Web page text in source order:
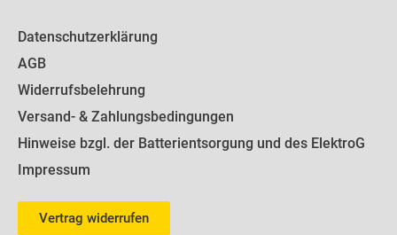
Datenschutzerklärung
AGB
Widerrufsbelehrung
Versand- & Zahlungsbedingungen
Hinweise bzgl. der Batterientsorgung und des ElektroG
Impressum
Vertrag widerrufen